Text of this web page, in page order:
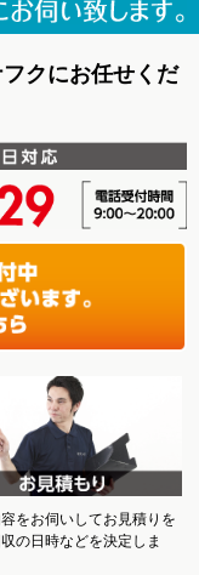
クにお任せくだ
をお伺いしてお見積りを
の日時などを決定しま